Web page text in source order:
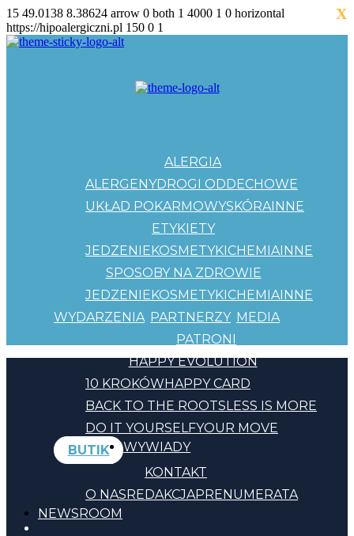
15 49.0138 8.38624 arrow 0 both 1 4000 1 0 horizontal
https://hipoalergiczni.pl 150 0 1
ALERGIA
ALERGENYDROGI ODDECHOWE
UKŁAD POKARMOWYSKÓRAINNE
ETYKIETY
JEDZENIEKOSMETYKICHEMIAINNE
SPOSOBY NA ZDROWIE
JEDZENIEKOSMETYKICHEMIAINNE
WYDARZENIA PARTNERZY
PATRONI
MEDIA
HAPPY EVOLUTION
10 KROKÓWHAPPY CARD
BACK TO THE ROOTSLESS IS MORE
DO IT YOURSELFYOUR MOVE
BUTIK
KONTAKT
O NASREDAKCJAPRENUMERATA
WYWIADY
NEWSROOM
X